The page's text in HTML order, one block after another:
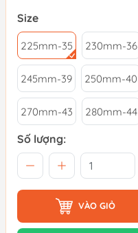
Size
225mm-35 230mm-36
245mm-39 250mm-40
270mm-43 280mm-44
Số lượng:
VÀO GIỎ